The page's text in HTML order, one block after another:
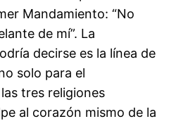
Mandamiento: “No
de mí”. La
decirse es la línea de
solo para el
tres religiones
al corazón mismo de la